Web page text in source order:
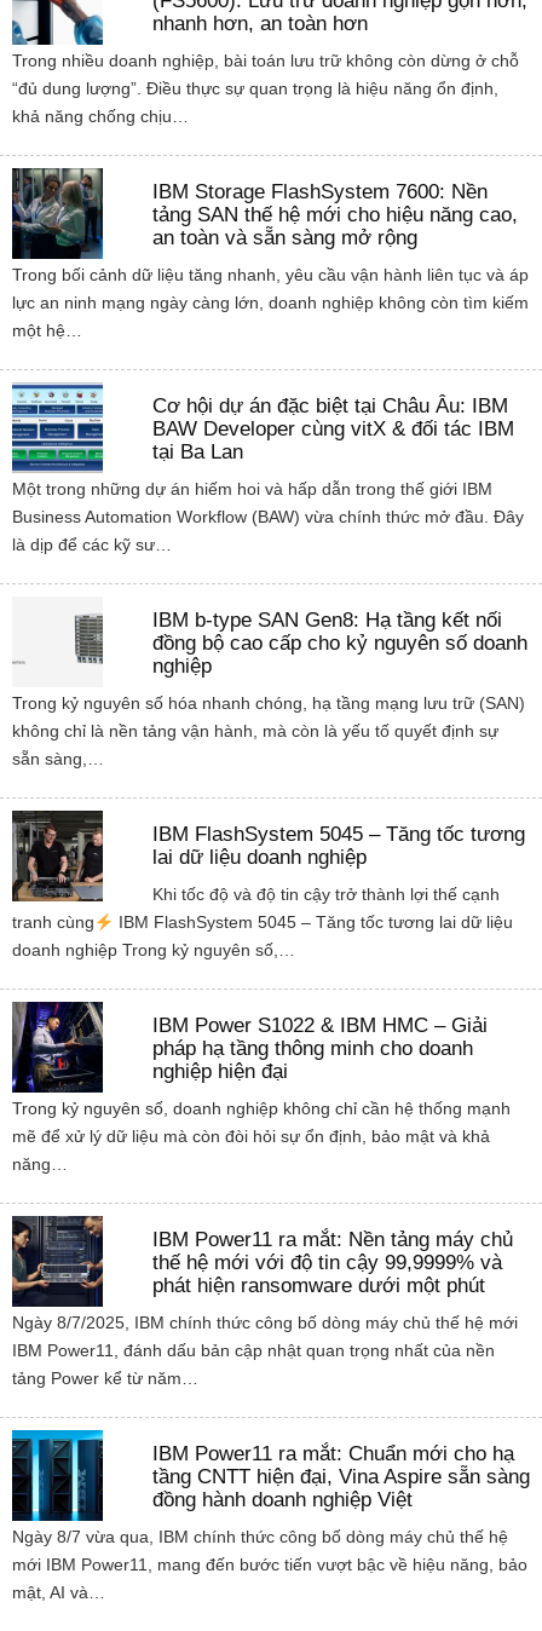
nhanh hơn, an toàn hơn
Trong nhiều doanh nghiệp, bài toán lưu trữ không còn dừng ở chỗ
“đủ dung lượng”. Điều thực sự quan trọng là hiệu năng ổn định,
khả năng chống chịu…
IBM Storage FlashSystem 7600: Nền
tảng SAN thế hệ mới cho hiệu năng cao,
an toàn và sẵn sàng mở rộng
Trong bối cảnh dữ liệu tăng nhanh, yêu cầu vận hành liên tục và áp
lực an ninh mạng ngày càng lớn, doanh nghiệp không còn tìm kiếm
một hệ…
Cơ hội dự án đặc biệt tại Châu Âu: IBM
BAW Developer cùng vitX & đối tác IBM
tại Ba Lan
Một trong những dự án hiếm hoi và hấp dẫn trong thế giới IBM
Business Automation Workflow (BAW) vừa chính thức mở đầu. Đây
là dịp để các kỹ sư…
IBM b-type SAN Gen8: Hạ tầng kết nối
đồng bộ cao cấp cho kỷ nguyên số doanh
nghiệp
Trong kỷ nguyên số hóa nhanh chóng, hạ tầng mạng lưu trữ (SAN)
không chỉ là nền tảng vận hành, mà còn là yếu tố quyết định sự
sẵn sàng,…
IBM FlashSystem 5045 – Tăng tốc tương
lai dữ liệu doanh nghiệp
Khi tốc độ và độ tin cậy trở thành lợi thế cạnh
tranh cùng
IBM FlashSystem 5045 – Tăng tốc tương lai dữ liệu
doanh nghiệp Trong kỷ nguyên số,…
IBM Power S1022 & IBM HMC – Giải
pháp hạ tầng thông minh cho doanh
nghiệp hiện đại
Trong kỷ nguyên số, doanh nghiệp không chỉ cần hệ thống mạnh
mẽ để xử lý dữ liệu mà còn đòi hỏi sự ổn định, bảo mật và khả
năng…
IBM Power11 ra mắt: Nền tảng máy chủ
thế hệ mới với độ tin cậy 99,9999% và
phát hiện ransomware dưới một phút
Ngày 8/7/2025, IBM chính thức công bố dòng máy chủ thế hệ mới
IBM Power11, đánh dấu bản cập nhật quan trọng nhất của nền
tảng Power kể từ năm…
IBM Power11 ra mắt: Chuẩn mới cho hạ
tầng CNTT hiện đại, Vina Aspire sẵn sàng
đồng hành doanh nghiệp Việt
Ngày 8/7 vừa qua, IBM chính thức công bố dòng máy chủ thế hệ
mới IBM Power11, mang đến bước tiến vượt bậc về hiệu năng, bảo
mật, AI và…